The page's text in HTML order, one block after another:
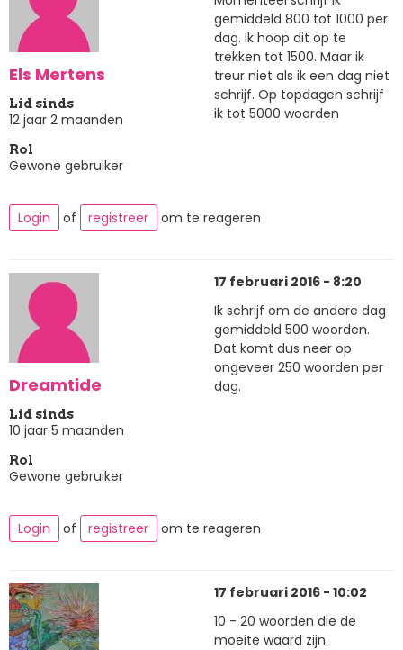
Els Mertens
Lid sinds
12 jaar 2 maanden
Rol
Gewone gebruiker
gemiddeld 800 tot 1000 per
dag. Ik hoop dit op te
trekken tot 1500. Maar ik
treur niet als ik een dag niet
schrijf. Op topdagen schrijf
ik tot 5000 woorden
Login of registreer om te reageren
Dreamtide
Lid sinds
10 jaar 5 maanden
Rol
Gewone gebruiker
17 februari 2016 - 8:20
Ik schrijf om de andere dag
gemiddeld 500 woorden.
Dat komt dus neer op
ongeveer 250 woorden per
dag.
Login of registreer om te reageren
17 februari 2016 - 10:02
10 - 20 woorden die de
moeite waard zijn.